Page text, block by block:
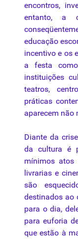
encontros,
entanto, a
educação
incentivo e os
a festa
instituições
teatros,
práticas
aparecem não
Diante da
da cultura é
mínimos atos
livrarias e
são
destinados ao
para o dia,
para euforia
que estão à